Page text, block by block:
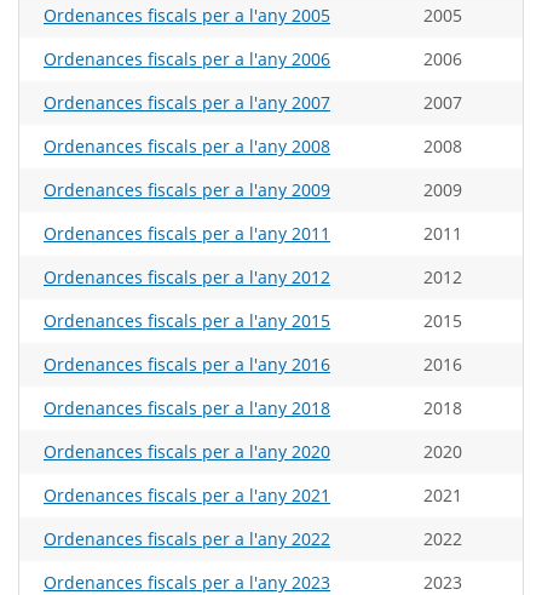
Ordenances fiscals per a l'any 2005
2005
Ordenances fiscals per a l'any 2006
2006
Ordenances fiscals per a l'any 2007
2007
Ordenances fiscals per a l'any 2008
2008
Ordenances fiscals per a l'any 2009
2009
Ordenances fiscals per a l'any 2011
2011
Ordenances fiscals per a l'any 2012
2012
Ordenances fiscals per a l'any 2015
2015
Ordenances fiscals per a l'any 2016
2016
Ordenances fiscals per a l'any 2018
2018
Ordenances fiscals per a l'any 2020
2020
Ordenances fiscals per a l'any 2021
2021
Ordenances fiscals per a l'any 2022
2022
Ordenances fiscals per a l'any 2023
2023